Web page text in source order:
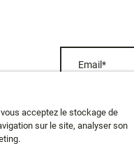
Email*
acceptez le stockage de
sur le site, analyser son